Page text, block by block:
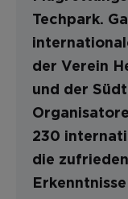
Techpark.
der Verein
und der
230
die